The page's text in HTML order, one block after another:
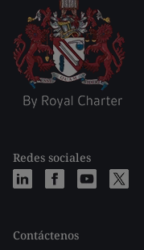
Redes sociales
Contáctenos